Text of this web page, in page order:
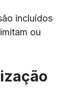
incluídos
ou